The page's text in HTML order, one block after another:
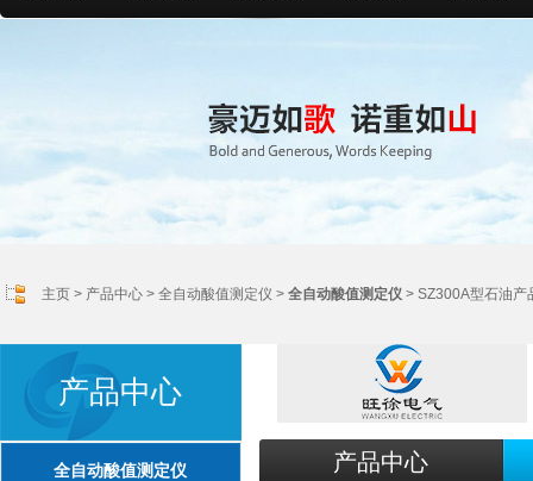
主页 > 产品中心 > 全自动酸值测定仪 > 全自动酸值测定仪 > SZ300A型石油产
产品中心
全自动酸值测定仪 产品中心